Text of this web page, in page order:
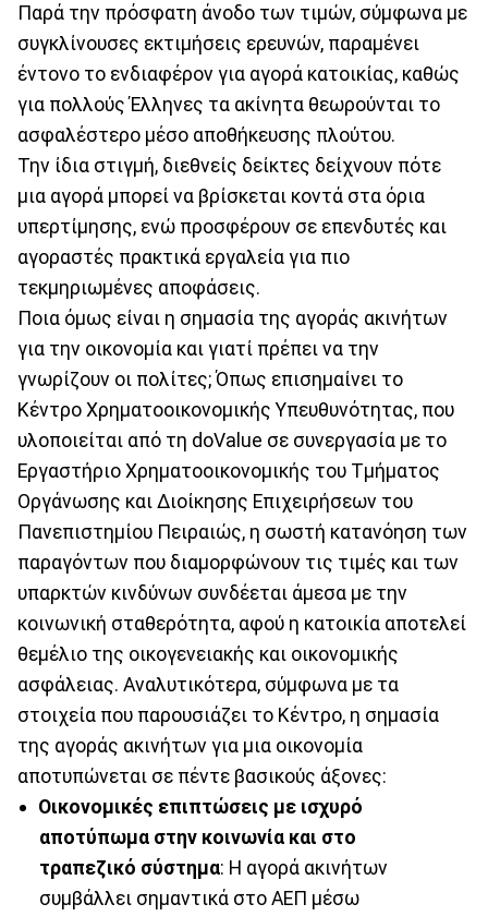
Παρά την πρόσφατη άνοδο των τιμών, σύμφωνα με
συγκλίνουσες εκτιμήσεις ερευνών, παραμένει
έντονο το ενδιαφέρον για αγορά κατοικίας, καθώς
για πολλούς Έλληνες τα ακίνητα θεωρούνται το
ασφαλέστερο μέσο αποθήκευσης πλούτου.
Την ίδια στιγμή, διεθνείς δείκτες δείχνουν πότε
μια αγορά μπορεί να βρίσκεται κοντά στα όρια
υπερτίμησης, ενώ προσφέρουν σε επενδυτές και
αγοραστές πρακτικά εργαλεία για πιο
τεκμηριωμένες αποφάσεις.
Ποια όμως είναι η σημασία της αγοράς ακινήτων
για την οικονομία και γιατί πρέπει να την
γνωρίζουν οι πολίτες; Όπως επισημαίνει το
Κέντρο Χρηματοοικονομικής Υπευθυνότητας, που
υλοποιείται από τη doValue σε συνεργασία με το
Εργαστήριο Χρηματοοικονομικής του Τμήματος
Οργάνωσης και Διοίκησης Επιχειρήσεων του
Πανεπιστημίου Πειραιώς, η σωστή κατανόηση των
παραγόντων που διαμορφώνουν τις τιμές και των
υπαρκτών κινδύνων συνδέεται άμεσα με την
κοινωνική σταθερότητα, αφού η κατοικία αποτελεί
θεμέλιο της οικογενειακής και οικονομικής
ασφάλειας. Αναλυτικότερα, σύμφωνα με τα
στοιχεία που παρουσιάζει το Κέντρο, η σημασία
της αγοράς ακινήτων για μια οικονομία
αποτυπώνεται σε πέντε βασικούς άξονες:
Οικονομικές επιπτώσεις με ισχυρό
αποτύπωμα στην κοινωνία και στο
τραπεζικό σύστημα: Η αγορά ακινήτων
συμβάλλει σημαντικά στο ΑΕΠ μέσω